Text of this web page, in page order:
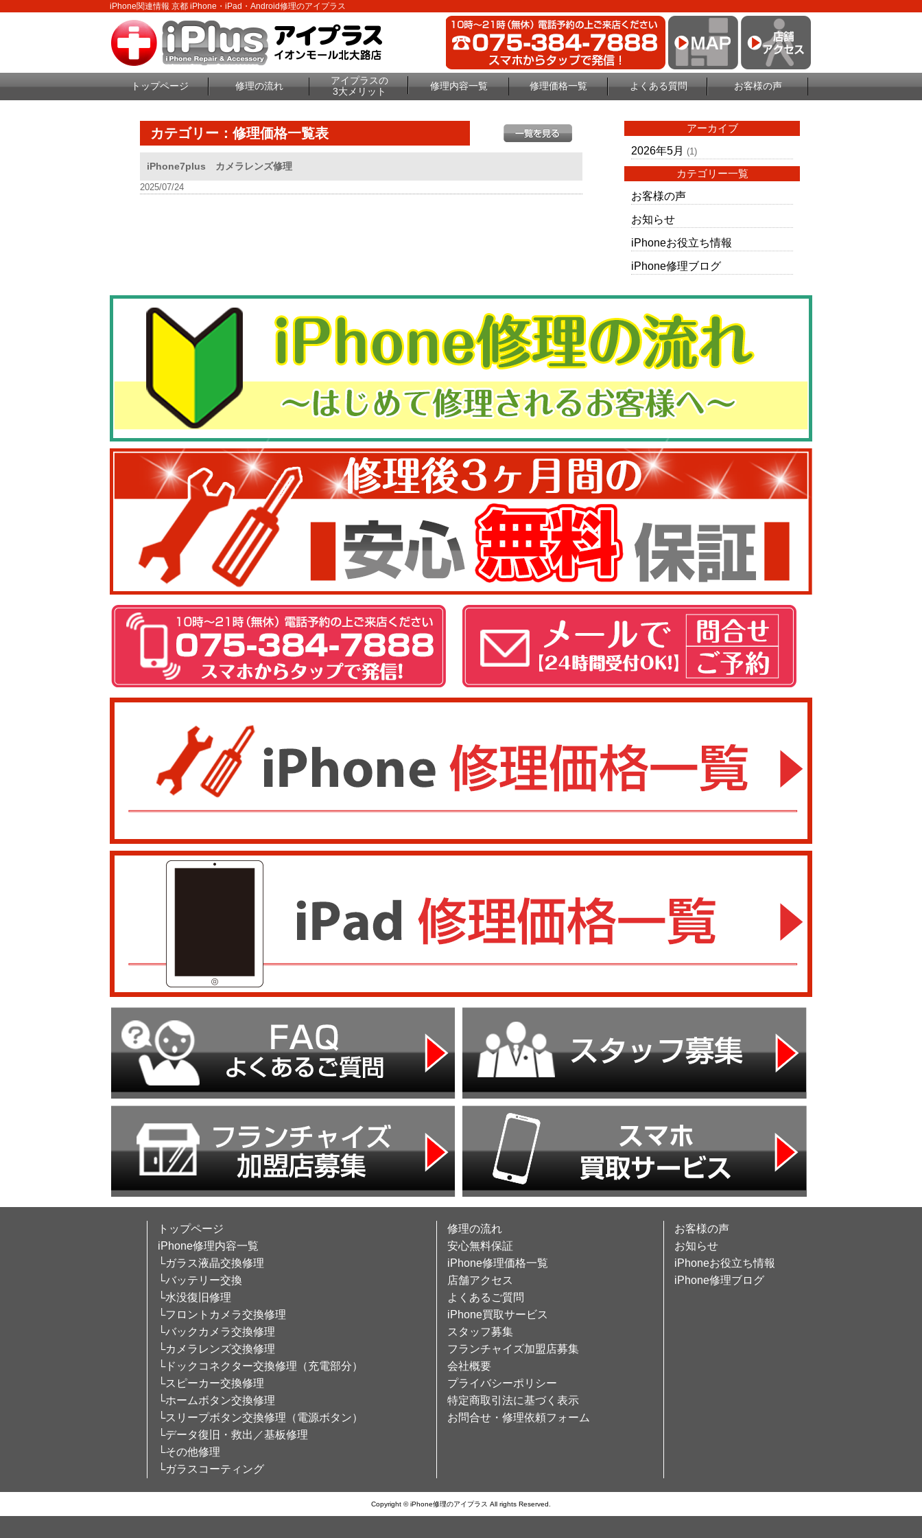
iPhone関連情報 京都 iPhone・iPad・Android修理のアイプラス
トップページ 修理の流れ
アイプラスの
3大メリット
修理内容一覧 修理価格一覧 よくある質問 お客様の声
カテゴリー：修理価格一覧表
iPhone7plus カメラレンズ修理
2025/07/24
アーカイブ
2026年5月 (1)
カテゴリー一覧
お客様の声
お知らせ
iPhoneお役立ち情報
iPhone修理ブログ
トップページ
iPhone修理内容一覧
└ガラス液晶交換修理
└バッテリー交換
└水没復旧修理
└フロントカメラ交換修理
└バックカメラ交換修理
└カメラレンズ交換修理
└ドックコネクター交換修理（充電部分）
└スピーカー交換修理
└ホームボタン交換修理
└スリープボタン交換修理（電源ボタン）
└データ復旧・救出／基板修理
└その他修理
└ガラスコーティング
修理の流れ
安心無料保証
iPhone修理価格一覧
店舗アクセス
よくあるご質問
iPhone買取サービス
スタッフ募集
フランチャイズ加盟店募集
会社概要
プライバシーポリシー
特定商取引法に基づく表示
お問合せ・修理依頼フォーム
お客様の声
お知らせ
iPhoneお役立ち情報
iPhone修理ブログ
Copyright © iPhone修理のアイプラス All rights Reserved.